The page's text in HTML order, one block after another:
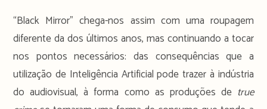
“Black Mirror” chega-nos assim com uma roupagem
diferente da dos últimos anos, mas continuando a tocar
nos pontos necessários: das consequências que a
utilização de Inteligência Artificial pode trazer à indústria
do audiovisual, à forma como as produções de true